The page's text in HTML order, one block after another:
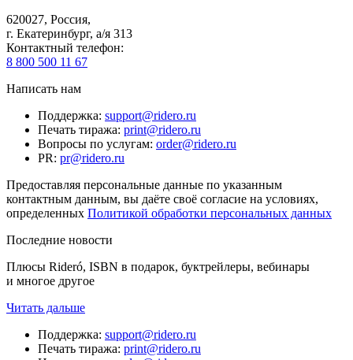
620027, Россия,
г. Екатеринбург, а/я 313
Контактный телефон:
8 800 500 11 67
Написать нам
Поддержка: support@ridero.ru
Печать тиража: print@ridero.ru
Вопросы по услугам: order@ridero.ru
PR: pr@ridero.ru
Предоставляя персональные данные по указанным
контактным данным, вы даёте своё согласие на условиях,
определенных Политикой обработки персональных данных
Последние новости
Плюсы Rideró, ISBN в подарок, буктрейлеры, вебинары
и многое другое
Читать дальше
Поддержка: support@ridero.ru
Печать тиража: print@ridero.ru